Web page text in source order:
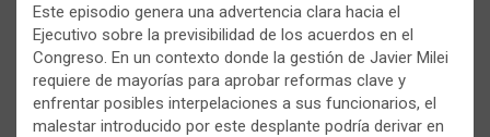
Este episodio genera una advertencia clara hacia el
Ejecutivo sobre la previsibilidad de los acuerdos en el
Congreso. En un contexto donde la gestión de Javier Milei
requiere de mayorías para aprobar reformas clave y
enfrentar posibles interpelaciones a sus funcionarios, el
malestar introducido por este desplante podría derivar en